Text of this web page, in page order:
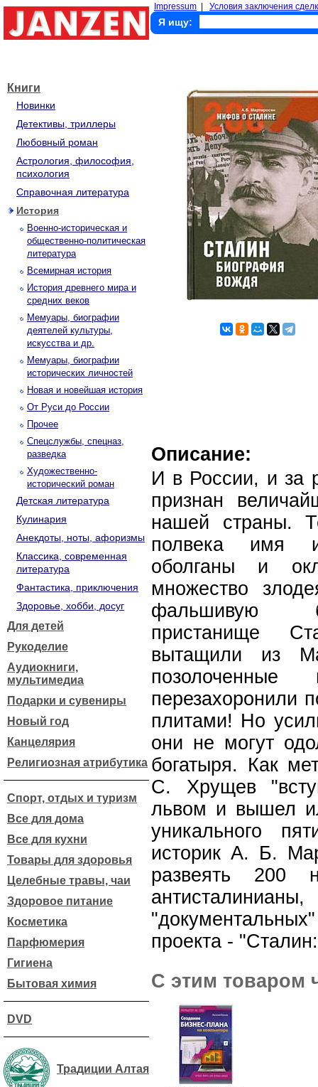
Impressum Условия заключения
Я ищу:
Книги
Новинки
Детективы, триллеры
Любовный роман
Астрология, философия,
психология
Справочная литература
История
Военно-историческая и
общественно-политическая
литература
Всемирная история
История древнего мира и
средних веков
Мемуары, биографии
деятелей культуры,
искусства и др.
Мемуары, биографии
исторических личностей
Новая и новейшая история
От Руси до России
Прочее
Спецслужбы, спецназ,
разведка
Художественно-
исторический роман
Детская литература
Кулинария
Анекдоты, ноты, афоризмы
Классика, современная
литература
Фантастика, приключения
Здоровье, хобби, досуг
Для детей
Рукоделие
Аудиокниги,
мультимедиа
Подарки и сувениры
Новый год
Канцелярия
Религиозная атрибутика
Спорт, отдых и туризм
Все для дома
Все для кухни
Товары для здоровья
Целебные травы, чаи
Здоровое питание
Косметика
Парфюмерия
Гигиена
Бытовая химия
DVD
Традиции Алтая
Описание:
И в России, и за
признан
нашей страны.
полвека имя
оболганы и
множество
фальшивую
пристанище
вытащили из
перезахоронили
плитами! Но
они не могут
богатыря. Как
С. Хрущев
львом и вышел
уникального
историк А. Б.
развеять 200
проекта -
С этим товаром